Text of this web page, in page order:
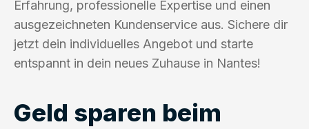
Erfahrung, professionelle Expertise und einen
ausgezeichneten Kundenservice aus. Sichere dir
jetzt dein individuelles Angebot und starte
entspannt in dein neues Zuhause in Nantes!
Geld sparen beim